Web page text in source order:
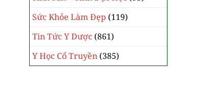
Sức Khỏe Làm Đẹp (119)
Tin Tức Y Dược (861)
Y Học Cổ Truyền (385)